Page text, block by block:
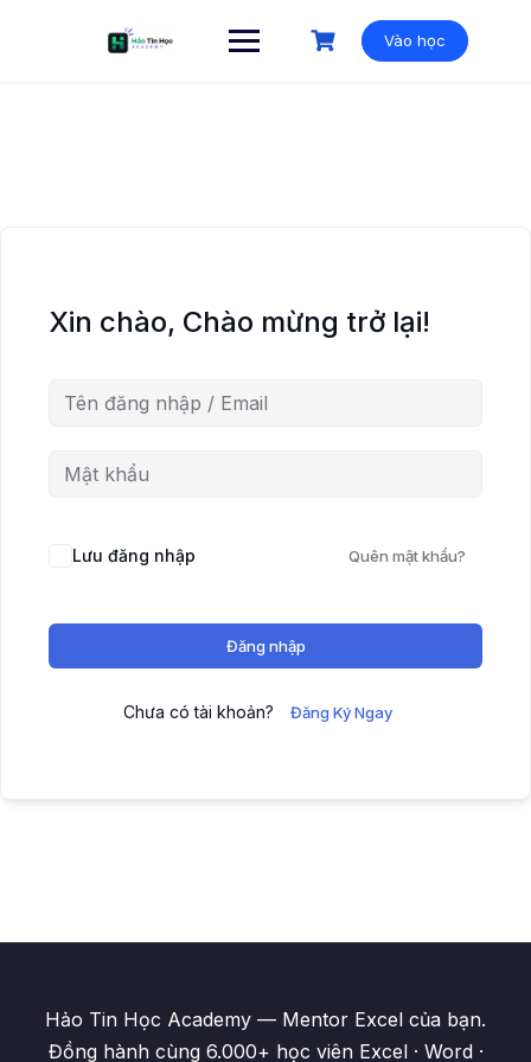
Vào học
Xin chào, Chào mừng trở lại!
Lưu đăng nhập Quên mật khẩu?
Đăng nhập
Chưa có tài khoản? Đăng Ký Ngay
Hảo Tin Học Academy — Mentor Excel của bạn.
Đồng hành cùng 6.000+ học viên Excel · Word ·